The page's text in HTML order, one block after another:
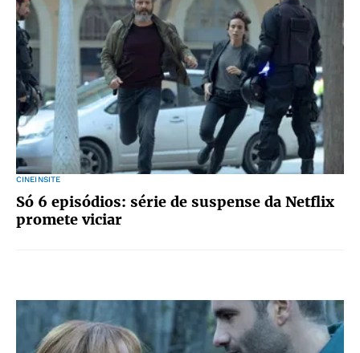
CINEINSITE
Só 6 episódios: série de suspense da Netflix
promete viciar